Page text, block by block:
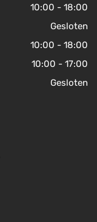
10:00 - 18:00
Gesloten
10:00 - 18:00
10:00 - 17:00
Gesloten